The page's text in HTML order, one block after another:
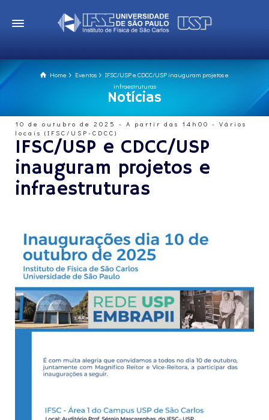
Home Eventos
IFSC/USP e CDCC/USP inauguram projetos e
infraestruturas
Notícias
10 de outubro de 2025 - A partir das 14h00 - Vários
locais (IFSC/USP-CDCC)
IFSC/USP e CDCC/USP
inauguram projetos e
infraestruturas